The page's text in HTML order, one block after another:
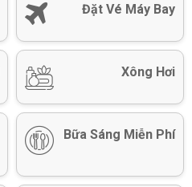
Đặt Vé Máy Bay
Xông Hơi
Bữa Sáng Miễn Phí